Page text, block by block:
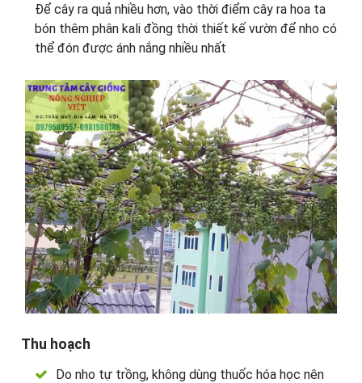
Để cây ra quả nhiều hơn, vào thời điểm cây ra hoa ta
bón thêm phân kali đồng thời thiết kế vườn để nho có
thể đón được ánh nắng nhiều nhất
Thu hoạch
Do nho tự trồng, không dùng thuốc hóa học nên